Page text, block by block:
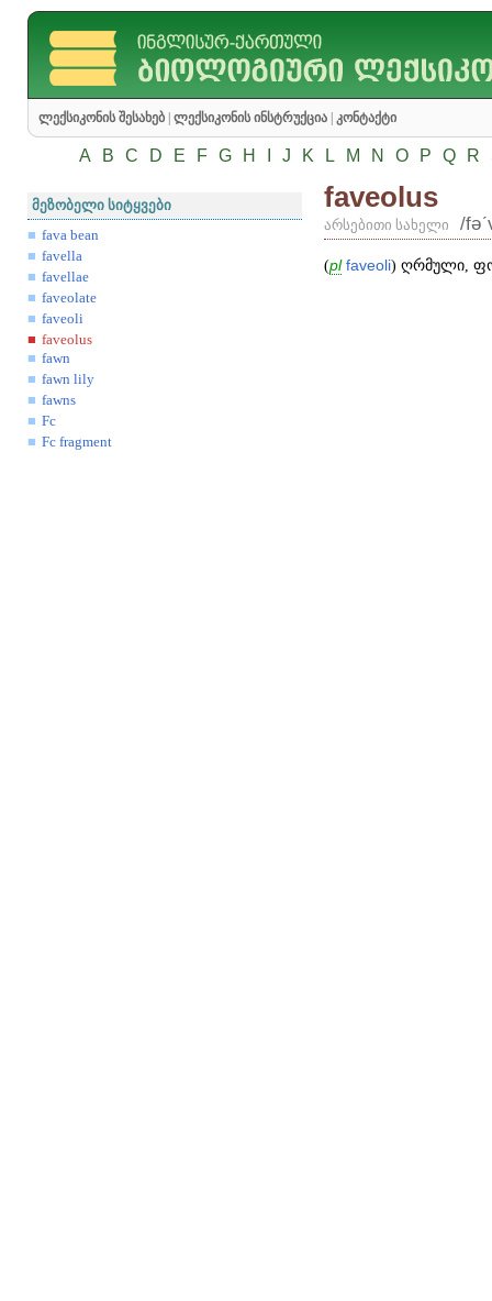
ლექსიკონის შესახებ ლექსიკონის ინსტრუქცია კონტაქტი
A B C D E F G H J K L M N O P Q R
მეზობელი სიტყვები
fava bean
favella
favellae
faveolate
faveoli
faveolus
fawn
fawn lily
fawns
Fc
Fc fragment
faveolus
არსებითი სახელი /
(pl faveoli) ღრმული,